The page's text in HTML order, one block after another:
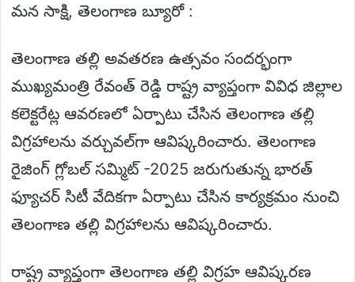
మన సాక్షి, తెలంగాణ బ్యూరో :
తెలంగాణ తల్లి అవతరణ ఉత్సవం సందర్భంగా
ముఖ్యమంత్రి రేవంత్ రెడ్డి రాష్ట్ర వ్యాప్తంగా వివిధ జిల్లాల
కలెక్టరేట్ల ఆవరణలో ఏర్పాటు చేసిన తెలంగాణ తల్లి
విగ్రహాలను వర్చువల్‌గా ఆవిష్కరించారు. తెలంగాణ
రైజింగ్ గ్లోబల్ సమ్మిట్ -2025 జరుగుతున్న భారత్
ఫ్యూచర్ సిటీ వేదికగా ఏర్పాటు చేసిన కార్యక్రమం నుంచి
తెలంగాణ తల్లి విగ్రహాలను ఆవిష్కరించారు.
రాష్ట్ర వ్యాప్తంగా తెలంగాణ తల్లి విగ్రహ ఆవిష్కరణ